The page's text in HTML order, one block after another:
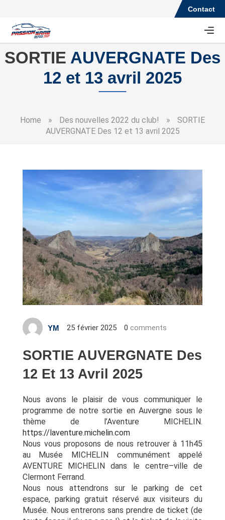
Contact
SORTIE AUVERGNATE Des
12 et 13 avril 2025
Home » Des nouvelles 2022 du club! »
SORTIE
AUVERGNATE Des 12 et 13 avril 2025
YM 25 février 2025 0 comments
SORTIE AUVERGNATE Des
12 Et 13 Avril 2025
Nous avons le plaisir de vous communiquer le
programme de notre sortie en Auvergne sous le
thème de l’Aventure MICHELIN.
https://laventure.michelin.com
Nous vous proposons de nous retrouver à 11h45
au Musée MICHELIN communémentappelé
AVENTURE MICHELIN dans le centre–ville de
Clermont Ferrand.
Nous nous attendrons sur le parking de cet
espace, parking gratuit réservé aux visiteurs du
Musée. Nous entrerons sans prendre de ticket (de